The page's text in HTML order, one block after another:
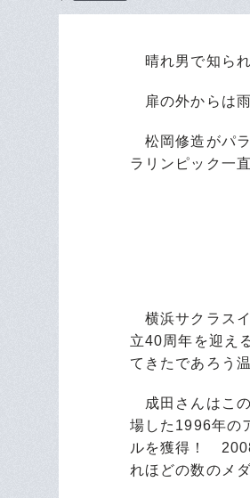
晴れ男で知られ
扉の外からは雨
松岡修造がパラ
ラリンピック一
横浜サクラスイ
立40周年を迎え
てきたであろう
成田さんはこの
場した1996年の
ルを獲得！
れほどの数のメ